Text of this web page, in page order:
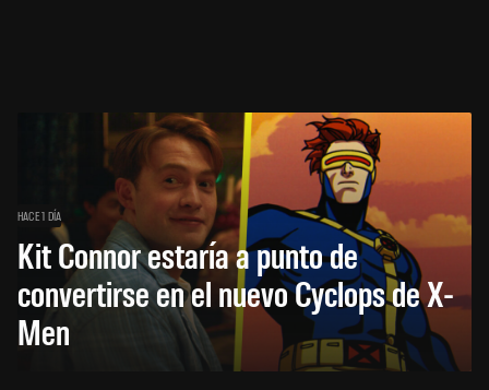
HACE 1 DÍA
Kit Connor estaría a punto de
convertirse en el nuevo Cyclops de X-
Men